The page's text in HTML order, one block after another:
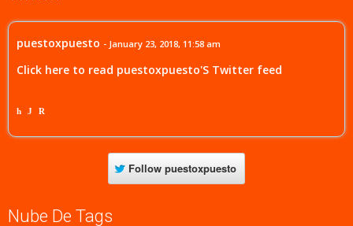
puestoxpuesto - January 23, 2018, 11:58 am
Click here to read puestoxpuesto'S Twitter feed
h J R
Follow puestoxpuesto
Nube De Tags